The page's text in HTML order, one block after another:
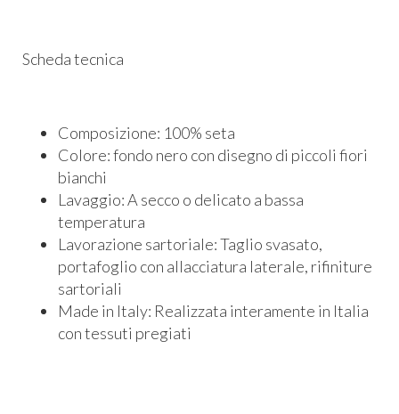
Scheda tecnica
Composizione: 100% seta
Colore: fondo nero con disegno di piccoli fiori
bianchi
Lavaggio: A secco o delicato a bassa
temperatura
Lavorazione sartoriale: Taglio svasato,
portafoglio con allacciatura laterale, rifiniture
sartoriali
Made in Italy: Realizzata interamente in Italia
con tessuti pregiati